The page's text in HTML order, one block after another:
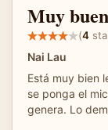
Muy
(4
Nai Lau
Está muy bien
se ponga el
genera. Lo